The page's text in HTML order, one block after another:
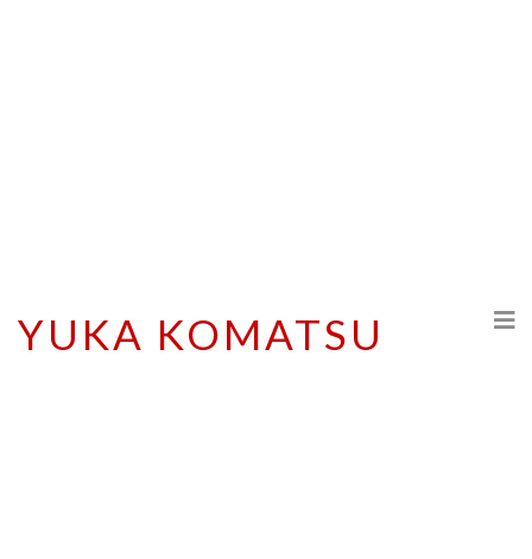
YUKA KOMATSU